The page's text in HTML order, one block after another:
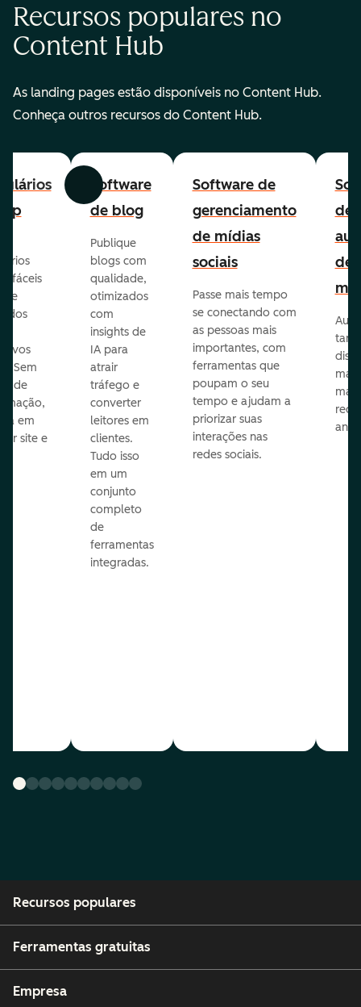
Recursos populares no
Content Hub
As landing pages estão disponíveis no Content Hub.
Conheça outros recursos do Content Hub.
Anterior Avançar
fáceis
e
Sem
de
em
site e
Software
de blog
Publique
blogs com
qualidade,
otimizados
com
insights de
IA para
atrair
tráfego e
converter
leitores em
clientes.
Tudo isso
em um
conjunto
completo
de
ferramentas
integradas.
Software de
gerenciamento
de mídias
sociais
Passe mais tempo
se conectando com
as pessoas mais
importantes, com
ferramentas que
poupam o seu
tempo e ajudam a
priorizar suas
interações nas
redes sociais.
de
de
mail
Recursos populares
Ferramentas gratuitas
Empresa